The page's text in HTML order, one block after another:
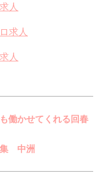
人
求人
人
働かせてくれる回春
中洲